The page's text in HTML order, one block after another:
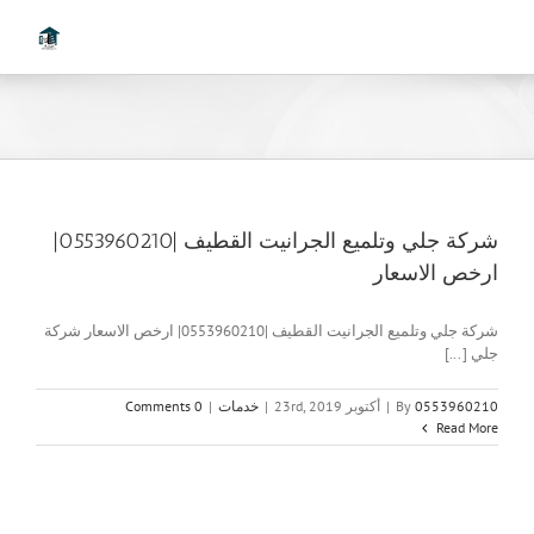
شركة جلي وتلميع الجرانيت القطيف |0553960210|
ارخص الاسعار
شركة جلي وتلميع الجرانيت القطيف |0553960210| ارخص الاسعار شركة
جلي [...]
By 0553960210
| أكتوبر 23rd, 2019 | خدمات |
0 Comments
Read More